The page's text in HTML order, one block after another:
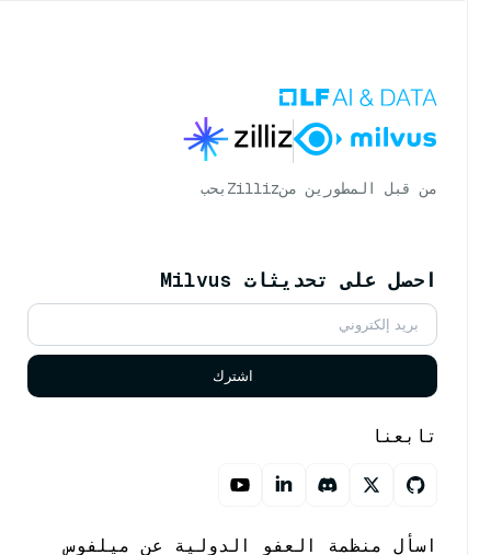
من قبل المطورين منZilliz بحب
احصل على تحديثات Milvus
اشترك
تابعنا
اسأل منظمة العفو الدولية عن ميلفوس